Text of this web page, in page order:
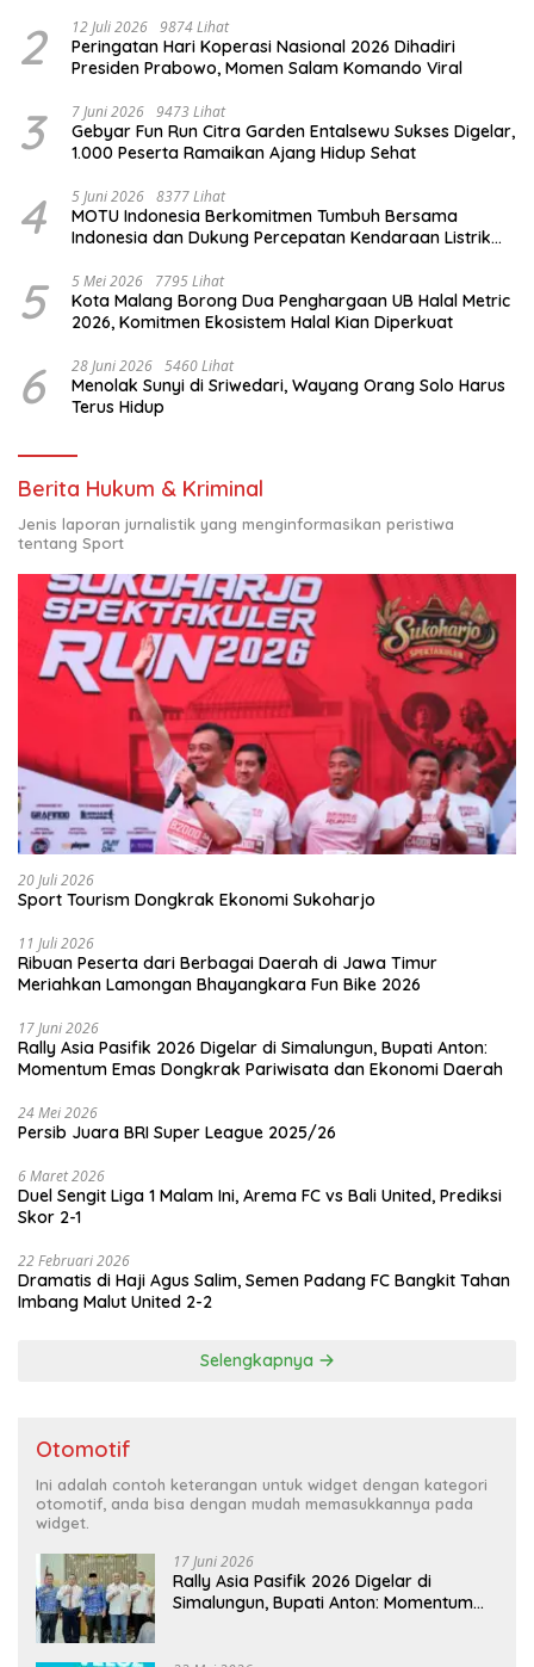
2 12 Juli 2026 9874 Lihat
Peringatan Hari Koperasi Nasional 2026 Dihadiri
Presiden Prabowo, Momen Salam Komando Viral
3 7 Juni 2026 9473 Lihat
Gebyar Fun Run Citra Garden Entalsewu Sukses Digelar,
1.000 Peserta Ramaikan Ajang Hidup Sehat
4 5 Juni 2026 8377 Lihat
MOTU Indonesia Berkomitmen Tumbuh Bersama
Indonesia dan Dukung Percepatan Kendaraan Listrik
5 5 Mei 2026 7795 Lihat
Kota Malang Borong Dua Penghargaan UB Halal Metric
2026, Komitmen Ekosistem Halal Kian Diperkuat
6 28 Juni 2026 5460 Lihat
Menolak Sunyi di Sriwedari, Wayang Orang Solo Harus
Terus Hidup
Berita Hukum & Kriminal
Jenis laporan jurnalistik yang menginformasikan peristiwa
tentang Sport
20 Juli 2026
Sport Tourism Dongkrak Ekonomi Sukoharjo
11 Juli 2026
Ribuan Peserta dari Berbagai Daerah di Jawa Timur
Meriahkan Lamongan Bhayangkara Fun Bike 2026
17 Juni 2026
Rally Asia Pasifik 2026 Digelar di Simalungun, Bupati Anton:
Momentum Emas Dongkrak Pariwisata dan Ekonomi Daerah
24 Mei 2026
Persib Juara BRI Super League 2025/26
6 Maret 2026
Duel Sengit Liga 1 Malam Ini, Arema FC vs Bali United, Prediksi
Skor 2-1
22 Februari 2026
Dramatis di Haji Agus Salim, Semen Padang FC Bangkit Tahan
Imbang Malut United 2-2
Selengkapnya
Otomotif
Ini adalah contoh keterangan untuk widget dengan kategori
otomotif, anda bisa dengan mudah memasukkannya pada
widget.
17 Juni 2026
Rally Asia Pasifik 2026 Digelar di
Simalungun, Bupati Anton: Momentum